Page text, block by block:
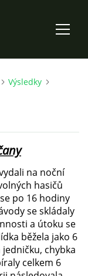
Výsledky
na noční
hasičů
po 16 hodiny
se skládaly
a útoku se
běžela jako 6
chybka
celkem 6